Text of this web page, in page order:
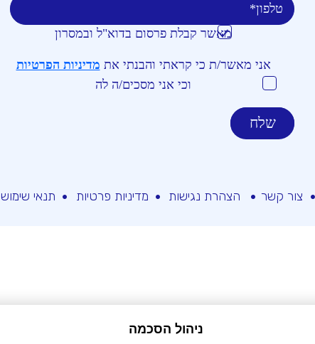
מאשר קבלת פרסום בדוא"ל ובמסרון
אני מאשר/ת כי קראתי והבנתי את מדיניות הפרטיות
וכי אני מסכים/ה לה
צור קשר הצהרת נגישות מדיניות פרטיות תנאי שימוש
ניהול הסכמה